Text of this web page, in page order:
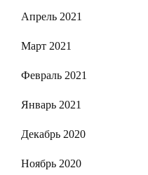
Апрель 2021
Март 2021
Февраль 2021
Январь 2021
Декабрь 2020
Ноябрь 2020